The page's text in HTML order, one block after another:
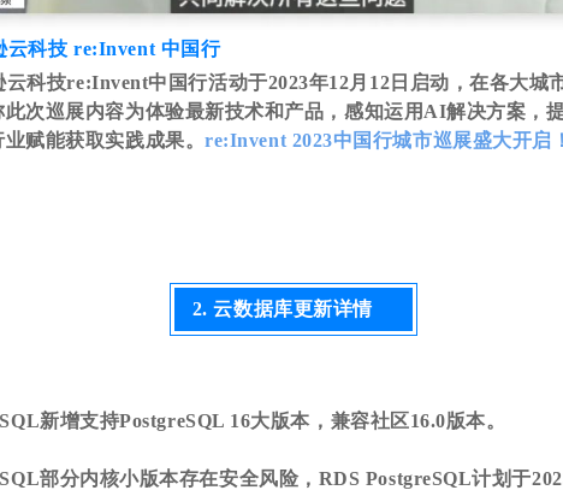
云科技 re:Invent 中国行
云科技re:Invent中国行活动于2023年12月12日启动，在各大城
此次巡展内容为体验最新技术和产品，感知运用AI解决方案，
业赋能获取实践成果。re:Invent 2023中国行城市巡展盛大开
2. 云数据库更新详情
新增支持PostgreSQL 16大版本，兼容社区16.0版本。
部分内核小版本存在安全风险，RDS PostgreSQL计划于